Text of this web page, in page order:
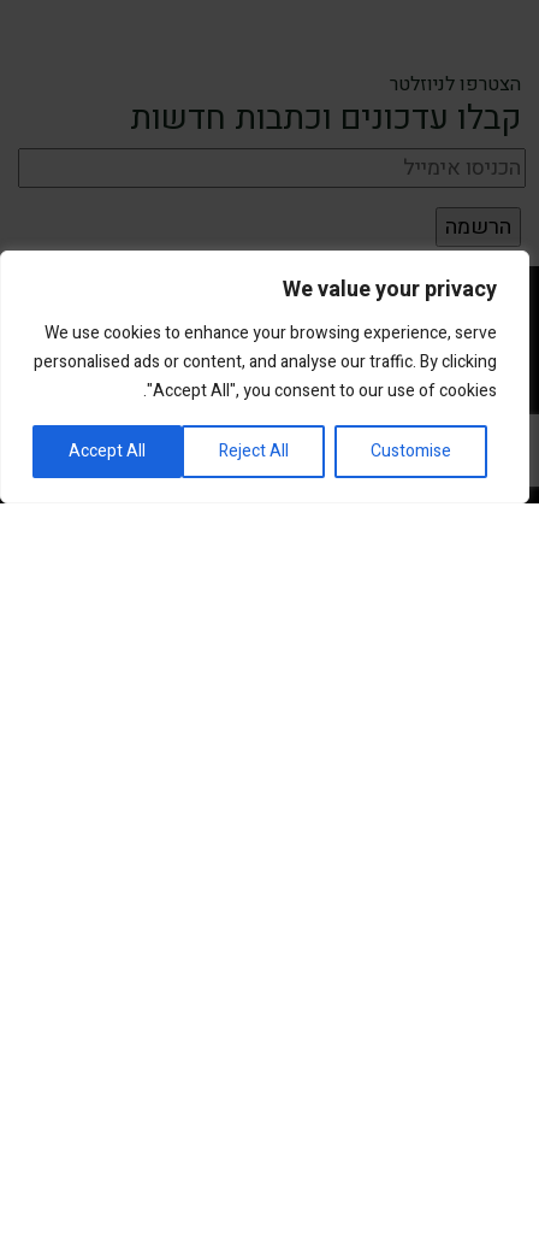
We value your privacy
We use cookies to enhance your browsing experience, serve
personalised ads or content, and analyse our traffic. By clicking
"Accept All", you consent to our use of cookies.
Customise
Reject All
Accept All
הצטרפו לניוזלטר
קבלו עדכונים וכתבות חדשות
פורטל השקעות וחדשנות